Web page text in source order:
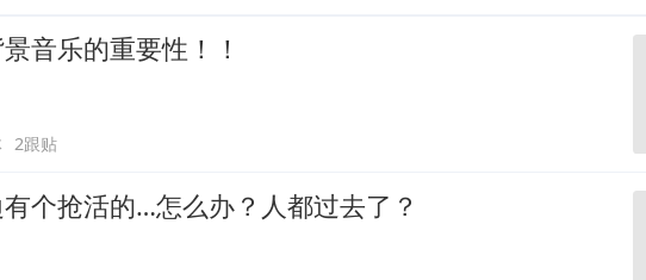
音乐的重要性！！
2跟贴
个抢活的…怎么办？人都过去了？